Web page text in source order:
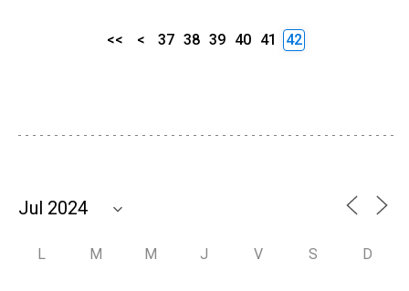
<< < 37 38 39 40 41 42
L M M J V S D